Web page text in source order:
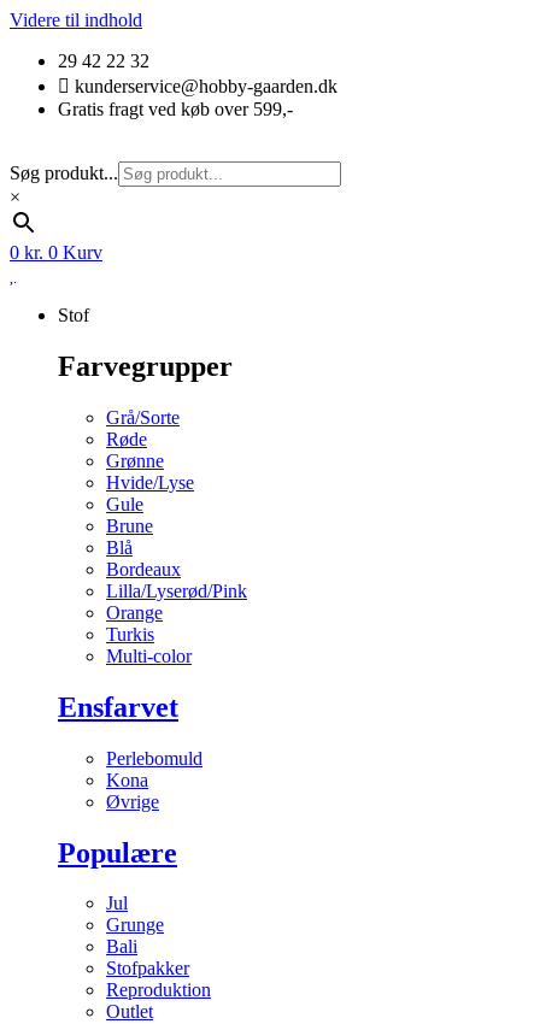
Videre til indhold
29 42 22 32
kunderservice@hobby-gaarden.dk
Gratis fragt ved køb over 599,-
Søg produkt...
×
0 kr. 0 Kurv
Stof
Farvegrupper
Grå/Sorte
Røde
Grønne
Hvide/Lyse
Gule
Brune
Blå
Bordeaux
Lilla/Lyserød/Pink
Orange
Turkis
Multi-color
Ensfarvet
Perlebomuld
Kona
Øvrige
Populære
Jul
Grunge
Bali
Stofpakker
Reproduktion
Outlet